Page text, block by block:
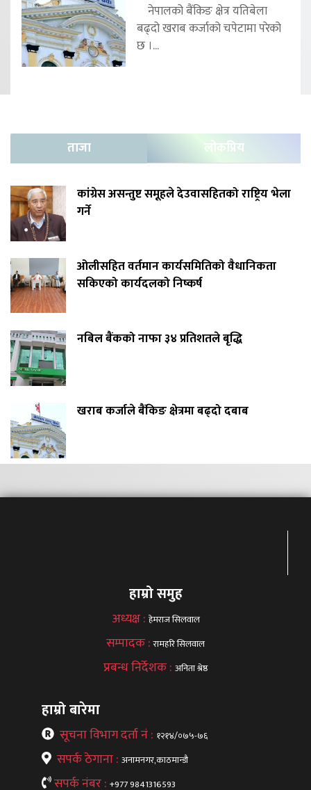
नेपालको बैंकिङ क्षेत्र यतिबेला
बढ्दो खराब कर्जाको चपेटामा परेको
छ ।...
ताजा लोकप्रिय
कांग्रेस असन्तुष्ट समूहले देउवासहितको राष्ट्रिय भेला
गर्ने
ओलीसहित वर्तमान कार्यसमितिको वैधानिकता
सकिएको कार्यदलको निष्कर्ष
नबिल बैंकको नाफा ३४ प्रतिशतले बृद्धि
खराब कर्जाले बैंकिङ क्षेत्रमा बढ्दो दबाब
हाम्रो समुह
अध्यक्ष : हेमराज सिलवाल
सम्पादक :रामहरि सिलवाल
प्रबन्ध निर्देशक : अनिता श्रेष्ठ
हाम्रो बारेमा
सूचना विभाग दर्ता नं : १२१४/०७५-७६
सपर्क ठेगाना : अनामनगर,काठमान्डौ
सपर्क नंबर : +977 9841316593